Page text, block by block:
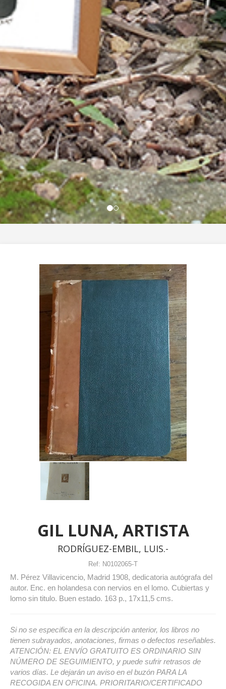
GIL LUNA, ARTISTA
RODRÍGUEZ-EMBIL, LUIS.-
Ref: N0102065-T
M. Pérez Villavicencio, Madrid 1908, dedicatoria autógrafa del
autor. Enc. en holandesa con nervios en el lomo. Cubiertas y
lomo sin titulo. Buen estado. 163 p., 17x11,5 cms.
Si no se especifica en la descripción anterior, los libros no
tienen subrayados, anotaciones, firmas o defectos reseñables.
ATENCIÓN: EL ENVÍO GRATUITO ES ORDINARIO SIN
NÚMERO DE SEGUIMIENTO, y puede sufrir retrasos de
varios días. Le dejarán un aviso en el buzón PARA LA
RECOGIDA EN OFICINA. PRIORITARIO/CERTIFICADO